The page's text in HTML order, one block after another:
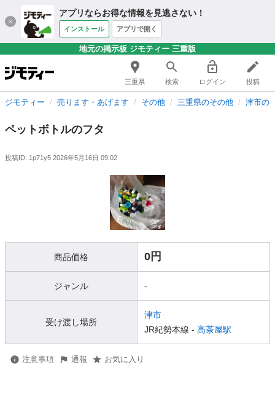
アプリならお得な情報を見逃さない！
インストール アプリで開く
地元の掲示板 ジモティー 三重版
三重県 検索 ログイン 投稿
ジモティー 売ります・あげます その他 三重県のその他 津市の
ペットボトルのフタ
投稿ID: 1p71y5 2026年5月16日 09:02
商品価格 0円
ジャンル -
受け渡し場所
津市
JR紀勢本線 - 高茶屋駅
注意事項 通報 お気に入り